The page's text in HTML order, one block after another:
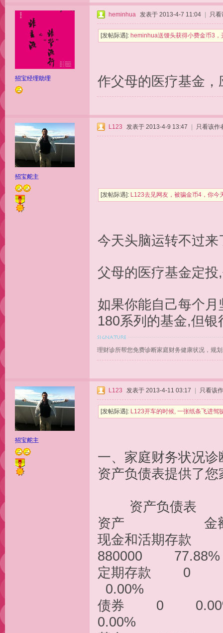
招宝经理助理
heminhua 发表于 2013-4-7 11:04 只看
[发帖际遇]: heminhua送馒头获得小费金币3
作父母的医疗基金
招宝舵主
L123 发表于 2013-4-9 13:47 只看该作
[发帖际遇]: L123去见网友，被骗金币4，你今
今天头脑运转不过
父母的医疗基金定
如果你能自己每个
180系列的基金,但
理财诊所帮您免费诊断家庭财务健康状况，规
招宝舵主
L123 发表于 2013-4-11 03:17 只看该
[发帖际遇]: L123开车的时候, 一张纸条飞进驾
一、家庭
资产负债表提
资产
资产 金额
现金和活期存
880000 77.88%
定期存款
0.00%
债券 0
0.00%